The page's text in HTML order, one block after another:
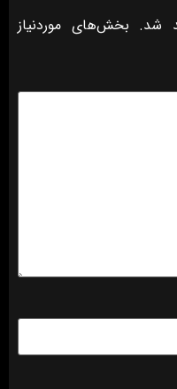
شد. بخش‌های موردنیاز